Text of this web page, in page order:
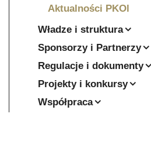
Aktualności PKOl
Władze i struktura
Sponsorzy i Partnerzy
Regulacje i dokumenty
Projekty i konkursy
Współpraca